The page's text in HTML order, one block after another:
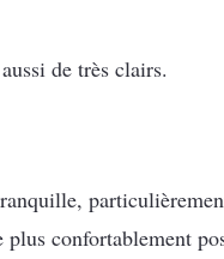
de très clairs.
plus confortablement